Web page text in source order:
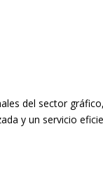
del sector
y un servicio